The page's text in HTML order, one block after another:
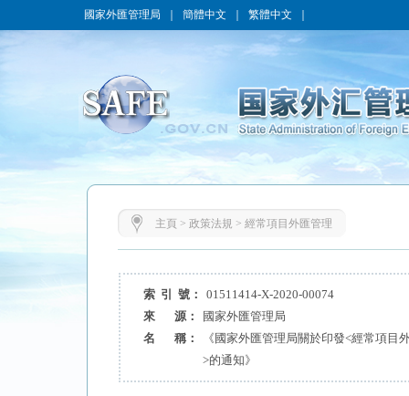
國家外匯管理局 簡體中文 繁體中文
主頁 > 政策法規 > 經常項目外匯管理
索 引 號：
01511414-X-2020-00074
來 源：
國家外匯管理局
名 稱：
《國家外匯管理局關於印發<經常項目
>的通知》